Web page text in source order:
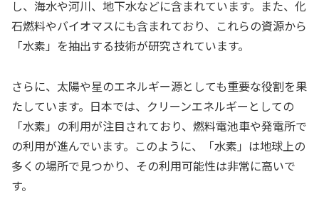
し、海水や河川、地下水などに含まれています。また、化
石燃料やバイオマスにも含まれており、これらの資源から
「水素」を抽出する技術が研究されています。
さらに、太陽や星のエネルギー源としても重要な役割を果
たしています。日本では、クリーンエネルギーとしての
「水素」の利用が注目されており、燃料電池車や発電所で
の利用が進んでいます。このように、「水素」は地球上の
多くの場所で見つかり、その利用可能性は非常に高いで
す。